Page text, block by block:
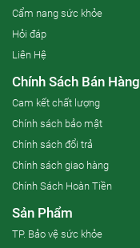
Cẩm nang sức khỏe
Hỏi đáp
Liên Hệ
Chính Sách Bán Hàng
Cam kết chất lượng
Chính sách bảo mật
Chính sách đổi trả
Chính sách giao hàng
Chính Sách Hoàn Tiền
Sản Phẩm
TP. Bảo vệ sức khỏe